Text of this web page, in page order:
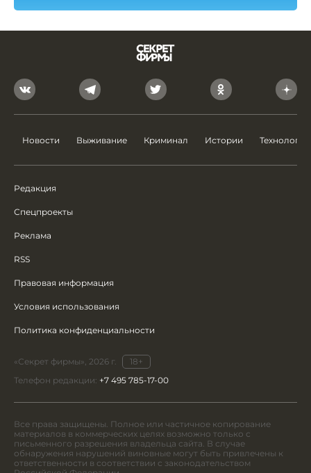
Новости Выживание Криминал Истории Технологии
Редакция
Спецпроекты
Реклама
RSS
Правовая информация
Условия использования
Политика конфиденциальности
«Секрет фирмы», 2026 г.
18+
Телефон редакции: +7 495 785-17-00
Все права защищены. Полное или частичное копирование
материалов в коммерческих целях возможно только с
письменного разрешения владельца сайта. В случае
обнаружения нарушений виновные могут быть привлечены к
ответственности в соответствии с законодательством